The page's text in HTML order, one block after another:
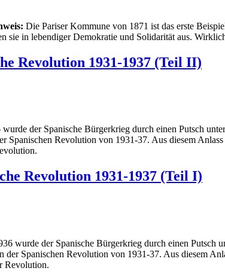
Die Pariser Kommune von 1871 ist das erste
sie in lebendiger Demokratie und Solidarität aus.
Revolution 1931-1937 (Teil II)
der Spanische Bürgerkrieg durch einen Putsch
Spanischen Revolution von 1931-37. Aus diesem
Revolution 1931-1937 (Teil I)
wurde der Spanische Bürgerkrieg durch einen Putsch
der Spanischen Revolution von 1931-37. Aus diesem
Revolution.